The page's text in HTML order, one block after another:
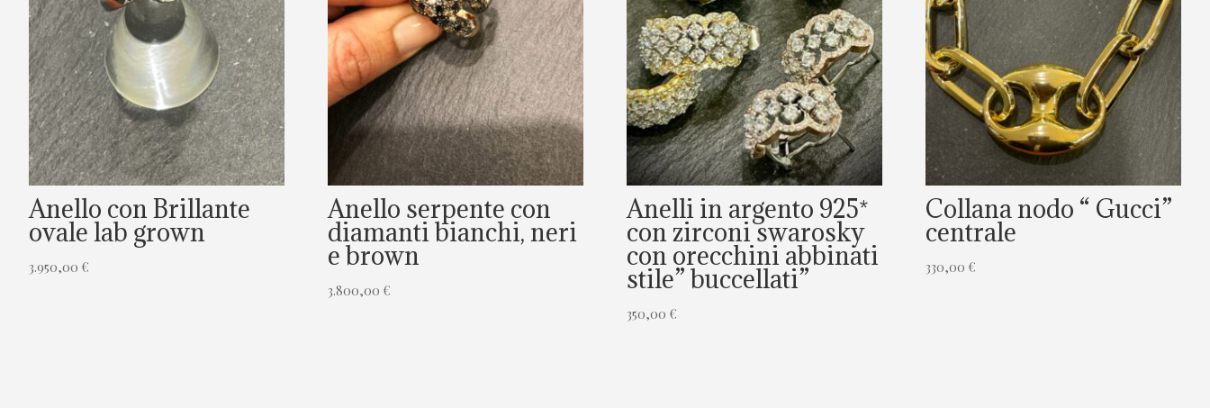
Anello con Brillante
ovale lab grown
3.950,00 €
Anello serpente con
diamanti bianchi, neri
e brown
3.800,00 €
Anelli in argento 925*
con zirconi swarosky
con orecchini abbinati
stile” buccellati”
350,00 €
Collana nodo “ Gucci”
centrale
330,00 €